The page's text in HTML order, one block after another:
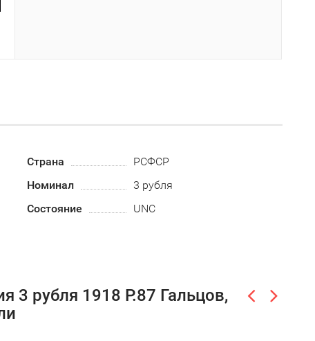
Страна
РСФСР
Номинал
3 рубля
Состояние
UNC
3 рубля 1918 P.87 Гальцов,